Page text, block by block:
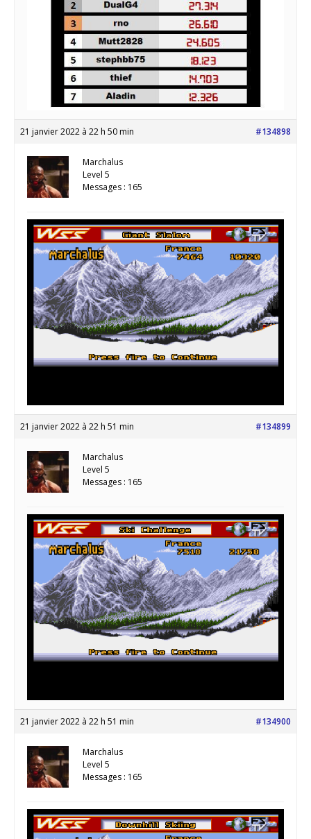
21 janvier 2022 à 22 h 50 min #134898
Marchalus
Level 5
Messages : 165
21 janvier 2022 à 22 h 51 min #134899
Marchalus
Level 5
Messages : 165
21 janvier 2022 à 22 h 51 min #134900
Marchalus
Level 5
Messages : 165